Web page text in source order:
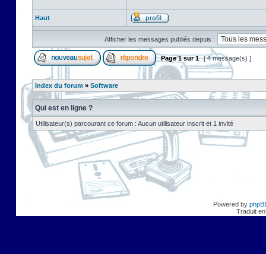
Haut
Afficher les messages publiés depuis :
Page1sur1 [ 4 message(s) ]
Index du forum » Software
Qui est en ligne ?
Utilisateur(s) parcourant ce forum : Aucun utilisateur inscrit et 1 invité
Powered by
Traduit